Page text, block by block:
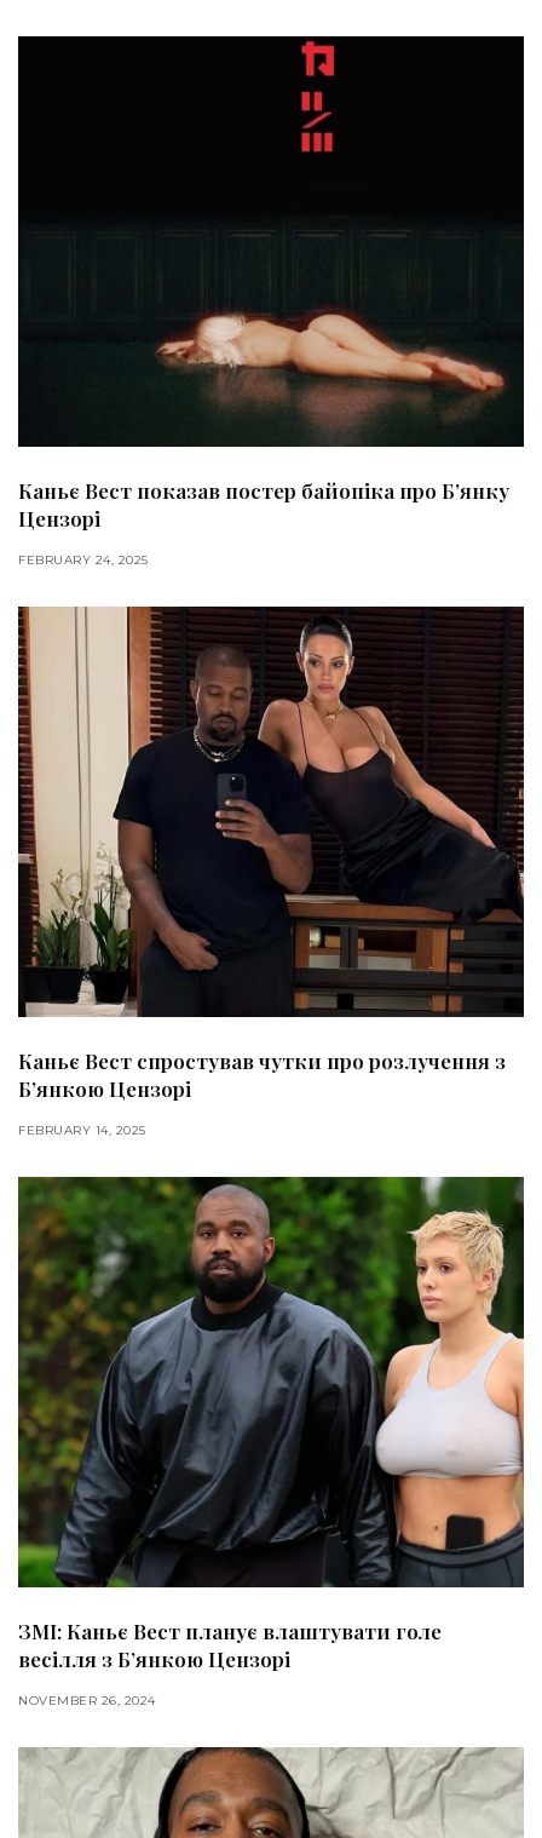
Каньє Вест показав постер байопіка про Б’янку
Цензорі
FEBRUARY 24, 2025
Каньє Вест спростував чутки про розлучення з
Б’янкою Цензорі
FEBRUARY 14, 2025
ЗМІ: Каньє Вест планує влаштувати голе
весілля з Б’янкою Цензорі
NOVEMBER 26, 2024